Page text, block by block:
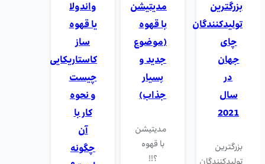
بزرگترین
تولیدکنندگان
چای
جهان
در
سال
2021
بزرگترین
مدیتیشن
با قهوه
(موضوع
جدید و
بسیار
جذاب)
مدیتیشن
با قهوه
؟!!
واندولا
یا قهوه
ساز
کاستاریکایی
چیست
و نحوه
کار با
آن
چگونه